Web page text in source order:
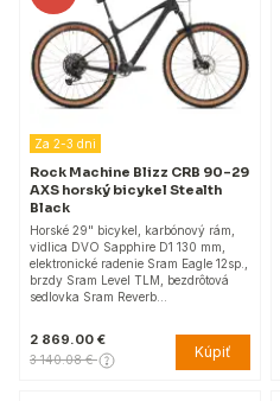
Za 2-3 dni
Rock Machine Blizz CRB 90-29
AXS horský bicykel Stealth
Black
Horské 29" bicykel, karbónový rám,
vidlica DVO Sapphire D1 130 mm,
elektronické radenie Sram Eagle 12sp.,
brzdy Sram Level TLM, bezdrôtová
sedlovka Sram Reverb…
2 869.00 €
3 140.08 € Kúpiť